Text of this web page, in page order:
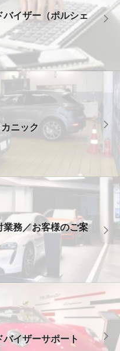
バイザー（ポルシェ
ニック
業務／お客様のご案
バイザーサポート